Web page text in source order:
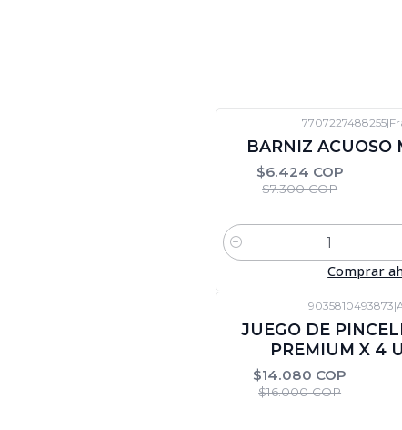
7707227488255|
BARNIZ ACUOSO
$6.424 COP
$7.300 COP
Cantidad
Comprar
9035810493873|
JUEGO DE
PREMIUM X 4
$14.080 COP
$16.000 COP